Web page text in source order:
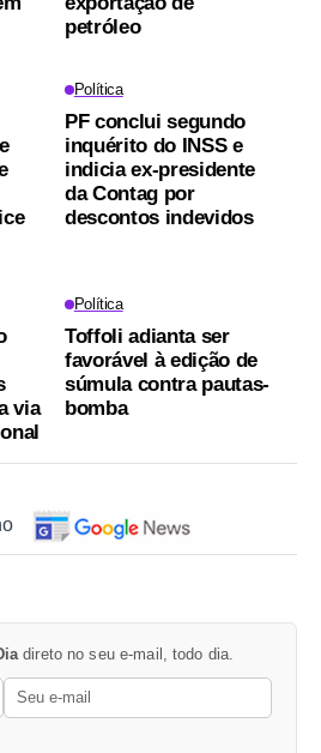
petróleo
Política
PF conclui segundo
inquérito do INSS e
indicia ex-presidente
da Contag por
descontos indevidos
via
Política
Toffoli adianta ser
favorável à edição de
súmula contra pautas-
bomba
direto no seu e-mail, todo dia.